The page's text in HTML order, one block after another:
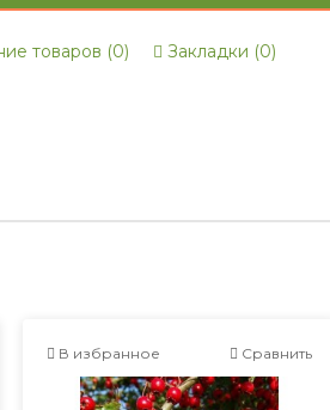
товаров (0) Закладки (0)
В избранное Сравнить